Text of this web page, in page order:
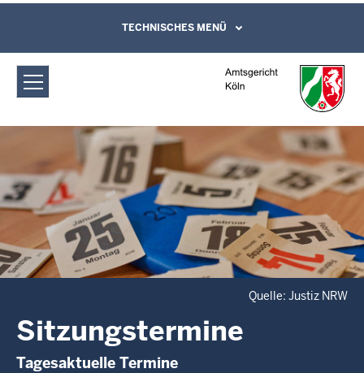
Amtsgericht Köln: Sitzungstermine
Direkt zum Inhalt
Leichte Sprache, Gebärdensprachenvideo
und Kontaktformular
TECHNISCHES MENÜ
Quelle: Justiz NRW
Sitzungstermine
Tagesaktuelle Termine